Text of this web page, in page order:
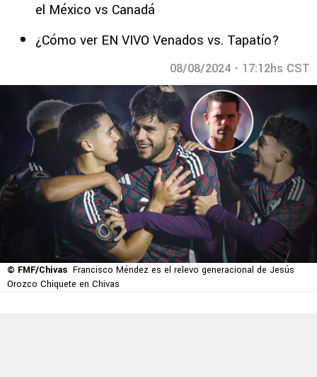
el México vs Canadá
¿Cómo ver EN VIVO Venados vs. Tapatío?
08/08/2024 - 17:12hs CST
© FMF/Chivas Francisco Méndez es el relevo generacional de Jesús
Orozco Chiquete en Chivas